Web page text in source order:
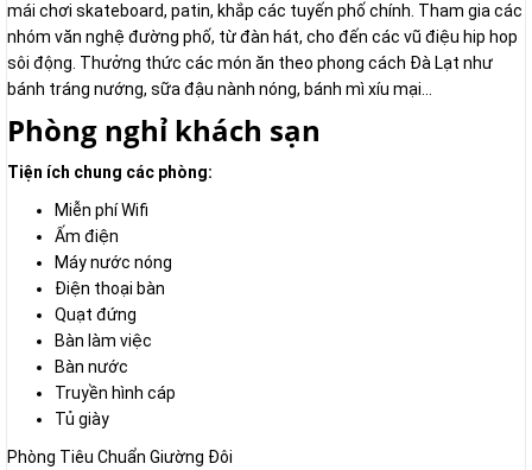
mái chơi skateboard, patin, khắp các tuyến phố chính. Tham gia các
nhóm văn nghệ đường phố, từ đàn hát, cho đến các vũ điệu hip hop
sôi động. Thưởng thức các món ăn theo phong cách Đà Lạt như
bánh tráng nướng, sữa đậu nành nóng, bánh mì xíu mại...
Phòng nghỉ khách sạn
Tiện ích chung các phòng:
Miễn phí Wifi
Ấm điện
Máy nước nóng
Điện thoại bàn
Quạt đứng
Bàn làm việc
Bàn nước
Truyền hình cáp
Tủ giày
Phòng Tiêu Chuẩn Giường Đôi